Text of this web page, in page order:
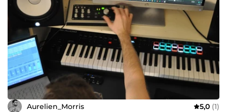
Aurelien_Morris 5,0 (1)